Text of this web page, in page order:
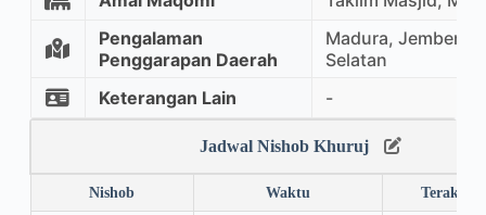
Pengalaman
Penggarapan Daerah
Madura, Jember,
Selatan
Keterangan Lain
-
Jadwal Nishob Khuruj
Nishob Waktu Terakhir